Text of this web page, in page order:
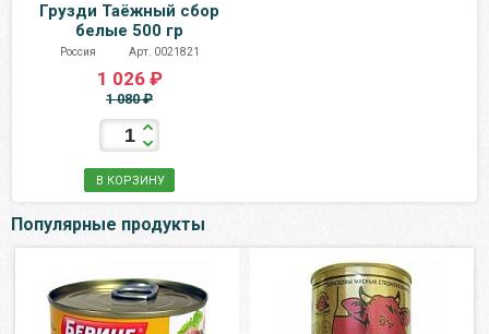
Грузди Таёжный сбор
белые 500 гр
Россия Арт. 0021821
1 026 ₽
1 080 ₽
В КОРЗИНУ
Популярные продукты